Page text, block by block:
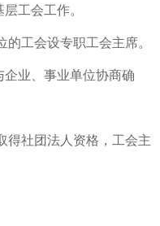
工会工作。
工会设专职工会主席。
业、事业单位协商确
社团法人资格，工会主